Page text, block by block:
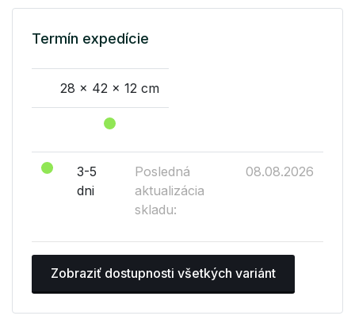
Termín expedície
28 x 42 x 12 cm
3-5
dni
Posledná
aktualizácia
skladu:
08.08.2026
Zobraziť dostupnosti všetkých variánt